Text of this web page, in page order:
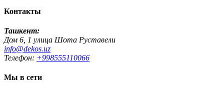
Контакты
Ташкент:
Дом 6, 1 улица Шота Руставели
info@dekos.uz
Телефон: +998555110066
Мы в сети